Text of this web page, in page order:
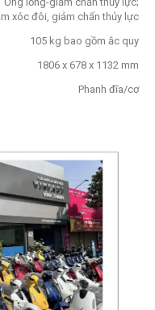
xóc đôi, giảm chấn thủy lực
105 kg bao gồm ắc quy
1806 x 678 x 1132 mm
Phanh đĩa/cơ